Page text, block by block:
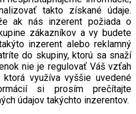
takto získané údaje.
ak nás inzerent požiada o
zákazníkov a vy budete
inzerent alebo reklamný
do skupiny, ktorú sa snaží
nie je regulovať Váš vzťah
využíva vyššie uvedené
si prosím prečítajte
údajov takýchto inzerentov.